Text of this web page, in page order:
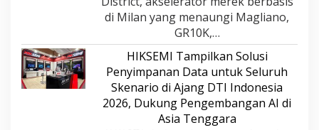
di Milan yang menaungi Magliano,
GR10K,…
HIKSEMI Tampilkan Solusi
Penyimpanan Data untuk Seluruh
Skenario di Ajang DTI Indonesia
2026, Dukung Pengembangan AI di
Asia Tenggara